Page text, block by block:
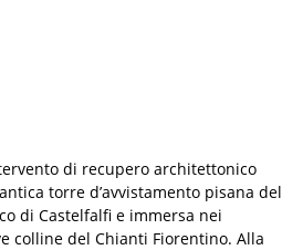
di recupero architettonico
torre d’avvistamento pisana del
di Castelfalfi e immersa nei
colline del Chianti Fiorentino. Alla